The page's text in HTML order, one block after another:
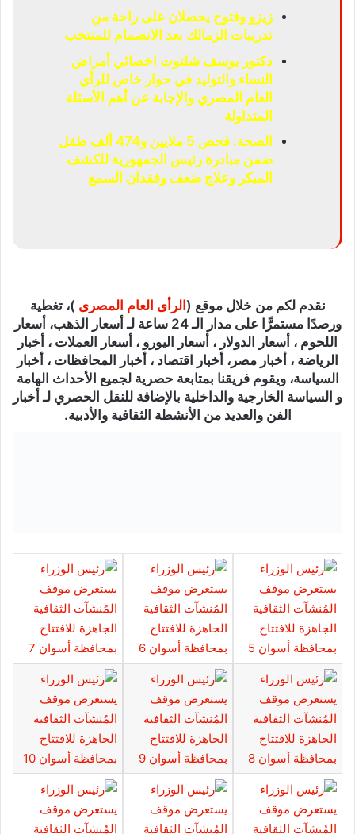
زيزو وفتوح يحصلان على راحة من
تدريبات الزمالك بعد الانضمام للمنتخب
دكتور يوسف شلتوت اخصائي أمراض
النساء والتوليد في حوار خاص للرأي
العام المصري والإجابة عن أهم الأسئلة
المتداولة
الصحة: فحص 5 ملايين و474 ألف طفل
ضمن مبادرة رئيس الجمهورية للكشف
المبكر وعلاج ضعف وفقدان السمع
نقدم لكم من خلال موقع ( الرأى العام المصرى )، تغطية
ورصدًا مستمرًّا على مدار الـ 24 ساعة لـ أسعار الذهب، أسعار
اللحوم ، أسعار الدولار ، أسعار اليورو ، أسعار العملات ، أخبار
الرياضة ، أخبار مصر، أخبار اقتصاد ، أخبار المحافظات ، أخبار
السياسة، ويقوم فريقنا بمتابعة حصرية لجميع الأحداث الهامة
و السياسة الخارجية والداخلية بالإضافة للنقل الحصري لـ أخبار
الفن والعديد من الأنشطة الثقافية والأدبية.